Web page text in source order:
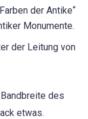
der Antike“
Monumente.
der Leitung von
des
etwas.